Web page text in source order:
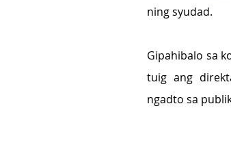
ning syudad.
Gipahibalo sa
tuig ang
ngadto sa